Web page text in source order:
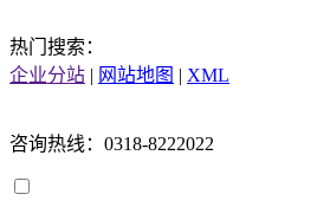
热门搜索：
企业分站 | 网站地图 | XML
咨询热线：0318-8222022